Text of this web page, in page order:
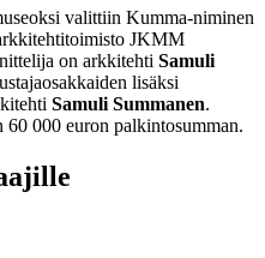
valittiin Kumma-niminen
JKMM
on arkkitehti Samuli
lisäksi
Samuli Summanen.
60 000 euron palkintosumman.